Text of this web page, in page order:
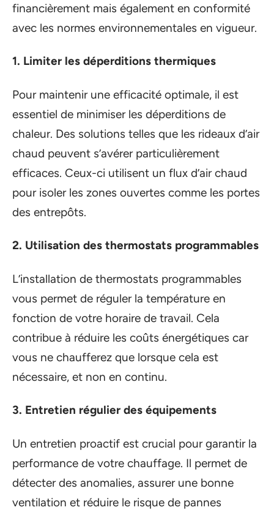
financièrement mais également en conformité
avec les normes environnementales en vigueur.
1. Limiter les déperditions thermiques
Pour maintenir une efficacité optimale, il est
essentiel de minimiser les déperditions de
chaleur. Des solutions telles que les rideaux d’air
chaud peuvent s’avérer particulièrement
efficaces. Ceux-ci utilisent un flux d’air chaud
pour isoler les zones ouvertes comme les portes
des entrepôts.
2. Utilisation des thermostats programmables
L’installation de thermostats programmables
vous permet de réguler la température en
fonction de votre horaire de travail. Cela
contribue à réduire les coûts énergétiques car
vous ne chaufferez que lorsque cela est
nécessaire, et non en continu.
3. Entretien régulier des équipements
Un entretien proactif est crucial pour garantir la
performance de votre chauffage. Il permet de
détecter des anomalies, assurer une bonne
ventilation et réduire le risque de pannes